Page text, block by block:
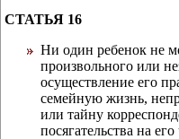
СТАТЬЯ 16
Ни один ребенок не
произвольного или
осуществление его
семейную жизнь,
или тайну
посягательства на